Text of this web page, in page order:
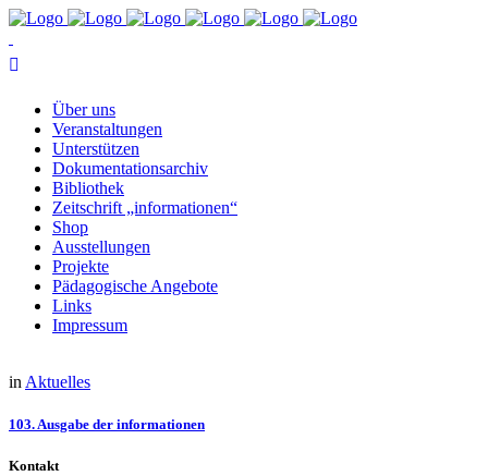
Über uns
Ver­an­stal­tun­gen
Un­ter­stüt­zen
Do­ku­men­ta­ti­ons­ar­chiv
Bi­blio­thek
Zeit­schrift „in­for­ma­tio­nen“
Shop
Aus­stel­lun­gen
Pro­jek­te
Päd­ago­gi­sche Angebote
Links
Im­pres­sum
in Aktuelles
103. Aus­ga­be der informationen
Kontakt